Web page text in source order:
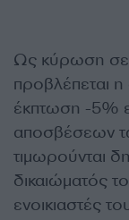
Ως κύρωση σε
προβλέπεται
έκπτωση -5%
αποσβέσεων
τιμωρούνται
δικαιώματός
ενοικιαστές